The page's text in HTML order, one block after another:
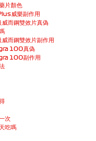
片顏色
威樂副作用
威而鋼雙效片真偽
威而鋼雙效片副作用
100真偽
100副作用
次
吃嗎